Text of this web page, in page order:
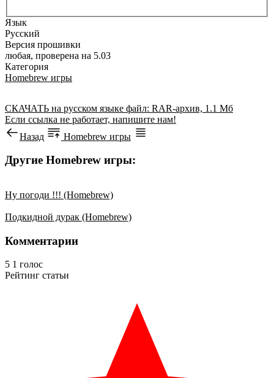
Язык
Русский
Версия прошивки
любая, проверена на 5.03
Категория
Homebrew игры
СКАЧАТЬ на русском языке файл: RAR-архив, 1.1 Мб
Если ссылка не работает, напишите нам!
Назад
Homebrew игры
Другие Homebrew игры:
Ну погоди !!! (Homebrew)
Подкидной дурак (Homebrew)
Комментарии
5 1 голос
Рейтинг статьи